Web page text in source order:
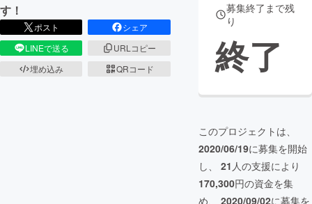
す！
ポスト
シェア
LINEで送る
URLコピー
埋め込み
QRコード
募集終了まで残
り
終了
このプロジェクトは、
2020/06/19に募集を開始
し、 21 人の支援により
170,300円の資金を集
め、 2020/09/02に募集を